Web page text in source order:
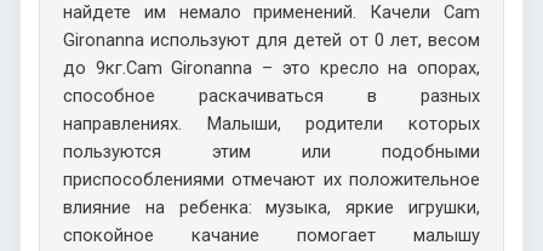
найдете им немало применений. Качели Cam
Gironanna используют для детей от 0 лет, весом
до 9кг.Cam Gironanna – это кресло на опорах,
способное раскачиваться в разных
направлениях. Малыши, родители которых
пользуются этим или подобными
приспособлениями отмечают их положительное
влияние на ребенка: музыка, яркие игрушки,
спокойное качание помогает малышу